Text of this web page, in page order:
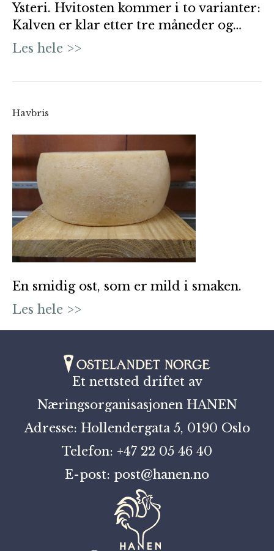
Ysteri. Hvitosten kommer i to varianter:
Kalven er klar etter tre måneder og…
Les hele >>
Havbris
En smidig ost, som er mild i smaken.
Les hele >>
Et nettsted driftet av
Næringsorganisasjonen HANEN
Adresse: Hollendergata 5, 0190 Oslo
Telefon: +47 22 05 46 40
E-post: post@hanen.no